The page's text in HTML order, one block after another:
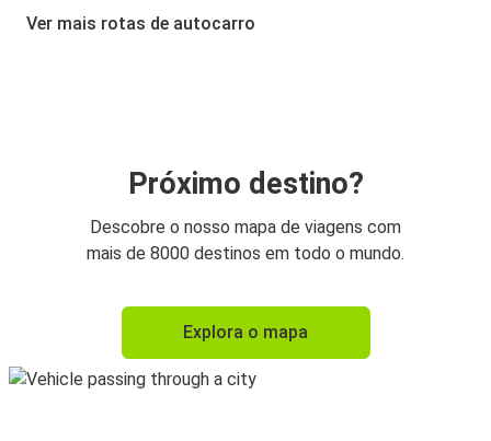
Pescara
Avellino
Aeroporto de Nápoles
Aeroporto de Nápoles
Avellino
Avellino
Ver mais rotas de autocarro
Próximo destino?
Descobre o nosso mapa de viagens com
mais de 8000 destinos em todo o mundo.
Explora o mapa